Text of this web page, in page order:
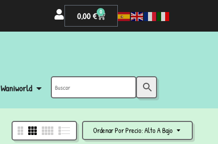
0,00€ 0
Waniworld
Ordenar Por Precio: Alto A Bajo